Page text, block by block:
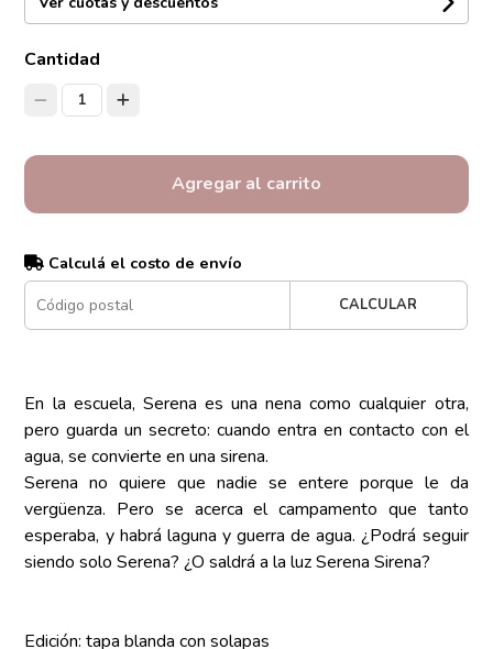
Cantidad
1
Agregar al carrito
Calculá el costo de envío
CALCULAR
En la escuela, Serena es una nena como cualquier otra,
pero guarda un secreto: cuando entra en contacto con el
agua, se convierte en una sirena.
Serena no quiere que nadie se entere porque le da
vergüenza. Pero se acerca el campamento que tanto
esperaba, y habrá laguna y guerra de agua. ¿Podrá seguir
siendo solo Serena? ¿O saldrá a la luz Serena Sirena?
Edición: tapa blanda con solapas